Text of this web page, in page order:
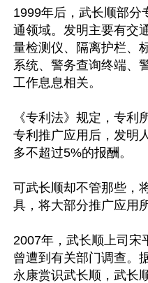
1999年后，武长顺部分
通领域。发明主要有交
量检测仪、隔离护栏、
系统、警务查询终端、
工作息息相关。
《专利法》规定，专利
专利推广应用后，发明
多不超过5%的报酬。
可武长顺却不管那些，
具，将大部分推广应用
2007年，武长顺上司宋
曾遭到有关部门调查。
永康赏识武长顺，武长